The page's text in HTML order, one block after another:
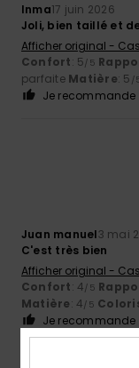
Inma17 juin 2026
Joli, bien taillé et
Afficher original -
Confort: 5/5
parfaite Matière: 5 /
Je
Juan manuel3 mai
C'est très bien
Afficher original -
Confort: 4/5
Matière: 4/5
Je